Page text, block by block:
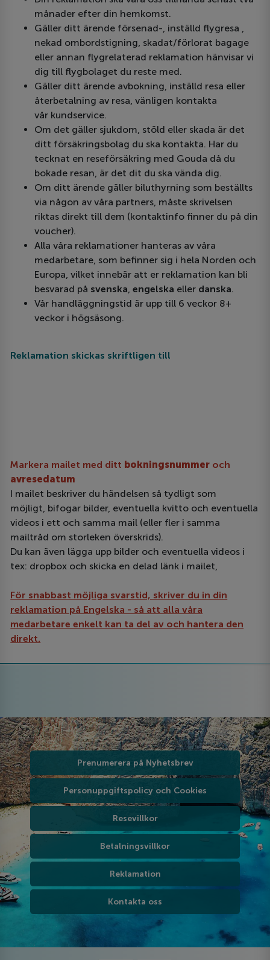
månader efter din hemkomst.
Gäller ditt ärende försenad-, inställd flygresa ,
nekad ombordstigning, skadat/förlorat bagage
eller annan flygrelaterad reklamation hänvisar vi
dig till flygbolaget du reste med.
Gäller ditt ärende avbokning, inställd resa eller
återbetalning av resa, vänligen kontakta
vår kundservice.
Om det gäller sjukdom, stöld eller skada är det
ditt försäkringsbolag du ska kontakta. Har du
tecknat en reseförsäkring med Gouda då du
bokade resan, är det dit du ska vända dig.
Om ditt ärende gäller biluthyrning som beställts
via någon av våra partners, måste skrivelsen
riktas direkt till dem (kontaktinfo finner du på din
voucher).
Alla våra reklamationer hanteras av våra
medarbetare, som befinner sig i hela Norden och
Europa, vilket innebär att er reklamation kan bli
besvarad på svenska,engelska eller danska.
Vår handläggningstid är upp till 6 veckor 8+
veckor i högsäsong.
Reklamation skickas skriftligen till
Markera mailet med ditt bokningsnummer och
avresedatum
I mailet beskriver du händelsen så tydligt som
möjligt, bifogar bilder, eventuella kvitto och eventuella
videos i ett och samma mail (eller fler i samma
mailtråd om storleken överskrids).
Du kan även lägga upp bilder och eventuella videos i
tex: dropbox och skicka en delad länk i mailet,
För snabbast möjliga svarstid, skriver du in din
reklamation på Engelska - så att alla våra
medarbetare enkelt kan ta del av och hantera den
direkt.
Prenumerera på Nyhetsbrev
Personuppgiftspolicy och Cookies
Resevillkor
Betalningsvillkor
Reklamation
Kontakta oss